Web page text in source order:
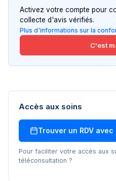
Activez votre compte pour
collecte d'avis vérifiés.
Plus d'informations sur la
C'est
Accès aux soins
Trouver un RDV avec
Pour faciliter votre accès aux
téléconsultation ?